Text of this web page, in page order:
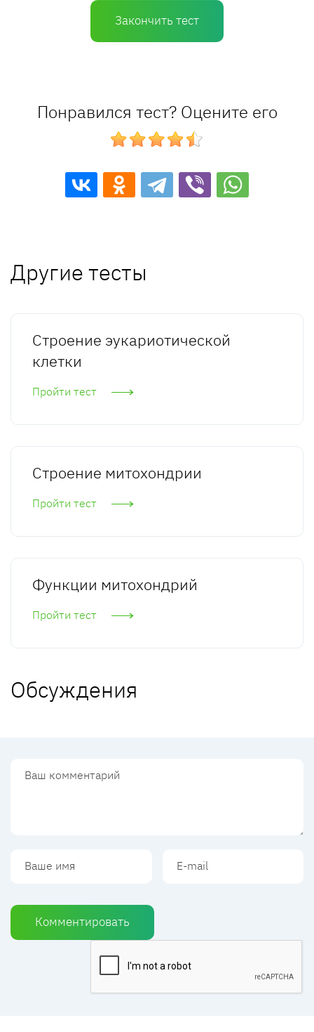
Закончить тест
Понравился тест? Оцените его
Другие тесты
Строение эукариотической
клетки
Пройти тест
Строение митохондрии
Пройти тест
Функции митохондрий
Пройти тест
Обсуждения
Комментировать